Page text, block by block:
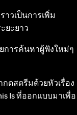
วเป็นการเพิ่ม
ยะยาว
การค้นหาผู้ฟังใหม่ๆ
ดสตรีมด้วยหัวเรื่อง
Is ที่ออกแบบมาเพื่อ